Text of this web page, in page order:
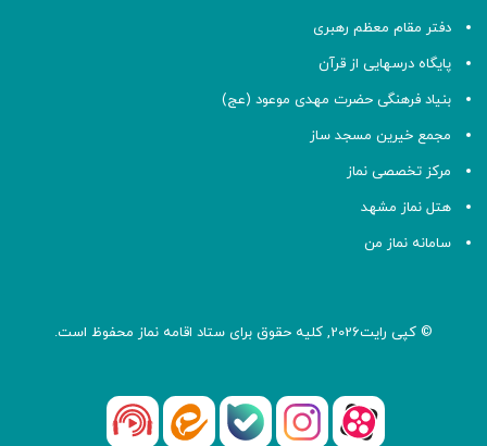
دفتر مقام معظم رهبری
پایگاه درسهایی از قرآن
بنیاد فرهنگی حضرت مهدی موعود (عج)
مجمع خیرین مسجد ساز
مرکز تخصصی نماز
هتل نماز مشهد
سامانه نماز من
© کپی رایت2026, کلیه حقوق برای ستاد اقامه نماز محفوظ است.
آپارات اینستاگرام
بله ایتا